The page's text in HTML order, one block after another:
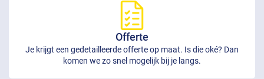
Offerte
Je krijgt een gedetailleerde offerte op maat. Is die oké? Dan
komen we zo snel mogelijk bij je langs.